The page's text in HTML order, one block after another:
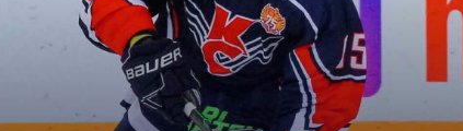
СКА-1946
Дивизион Серебряный
Академия СКА
Чайка
Дивизион Серебряный
АКМ-Новомосковск